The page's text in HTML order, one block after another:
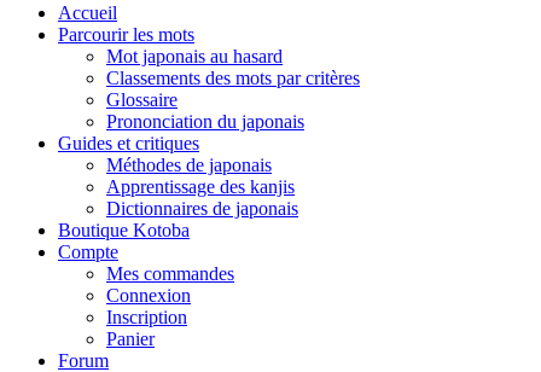
Accueil
Parcourir les mots
Mot japonais au hasard
Classements des mots par critères
Glossaire
Prononciation du japonais
Guides et critiques
Méthodes de japonais
Apprentissage des kanjis
Dictionnaires de japonais
Boutique Kotoba
Compte
Mes commandes
Connexion
Inscription
Panier
Forum